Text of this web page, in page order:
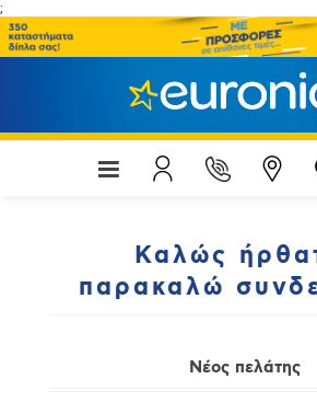
;
Καλώς
παρακαλώ
Νέος πελάτης